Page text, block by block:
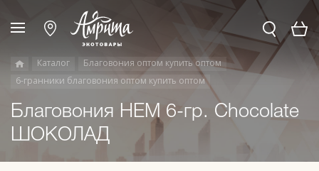
Каталог
Благовония оптом купить оптом
6-гранники благовония оптом купить оптом
Благовония HEM 6-гр. Chocolate
ШОКОЛАД